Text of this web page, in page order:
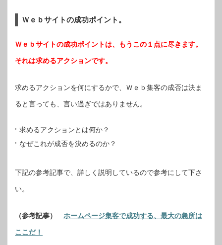
Ｗｅｂサイトの成功ポイント。
Ｗｅｂサイトの成功ポイントは、もうこの１点に尽きます。
それは求めるアクションです。
求めるアクションを何にするかで、Ｗｅｂ集客の成否は決ま
ると言っても、言い過ぎではありません。
求めるアクションとは何か？
なぜこれが成否を決めるのか？
下記の参考記事で、詳しく説明しているので参考にして下さ
い。
（参考記事） ホームページ集客で成功する、最大の急所は
ここだ！